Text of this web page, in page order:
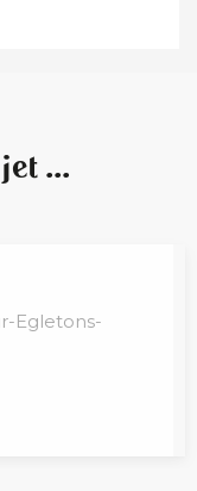
...
Egletons-